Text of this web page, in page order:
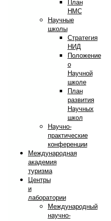
План
НМС
Научные
школы
Стратегия
НИД
Положение
о
Научной
школе
План
развития
Научных
школ
Научно-
практические
конференции
Международная
академия
туризма
Центры
и
лаборатории
Международный
научно-